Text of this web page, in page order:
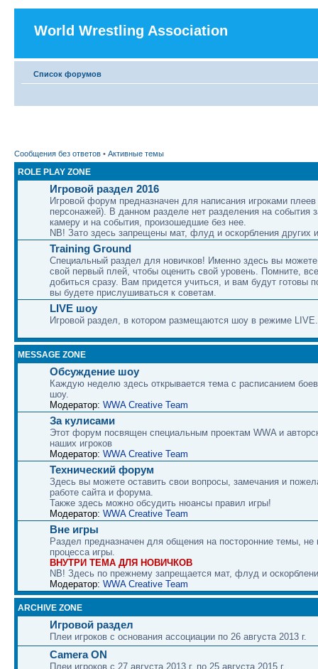
World Wrestling Association
Список форумов
Сообщения без ответов • Активные темы
ROLE PLAY ZONE
Игровой раздел 2016
Игровой форум предназначен для написания игроками плеев
персонажей). В данном разделе нет разделения на события
камеру и на события, произошедшие без нее.
NB! Зато здесь запрещены мат, флуд и оскорбления других
Training Ground
Специальный раздел для новичков! Именно здесь вы можете
свой первый плей, чтобы оценить свой уровень. Помните,
добиться сразу. Вам придется учиться, и вам будут готовы
вы будете прислушиваться к советам.
LIVE шоу
Игровой раздел, в котором размещаются шоу в режиме LIVE.
MESSAGE ZONE
Обсуждение шоу
Каждую неделю здесь открывается тема с расписанием
шоу.
Модератор: WWA Creative Team
За кулисами
Этот форум посвящен специальным проектам WWA и
наших игроков
Модератор: WWA Creative Team
Технический форум
Здесь вы можете оставить свои вопросы, замечания и
работе сайта и форума.
Также здесь можно обсудить нюансы правил игры!
Модератор: WWA Creative Team
Вне игры
Раздел предназначен для общения на посторонние темы,
процесса игры.
ВНУТРИ ТЕМА ДЛЯ НОВИЧКОВ
NB! Здесь по прежнему запрещается мат, флуд и
Модератор: WWA Creative Team
ARCHIVE ZONE
Игровой раздел
Плеи игроков с основания ассоциации по 26 августа 2013 г.
Camera ON
Плеи игроков с 27 августа 2013 г. по 25 августа 2015 г.